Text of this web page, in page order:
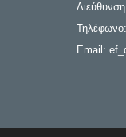
Email: